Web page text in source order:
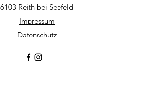
6103 Reith bei Seefeld
Impressum
Datenschutz